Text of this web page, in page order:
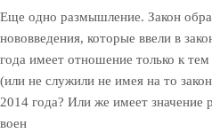
Еще одно размышление. Закон
нововведения, которые ввели в
года имеет отношение только к
(или не служили не имея на то
2014 года? Или же имеет значение
воен